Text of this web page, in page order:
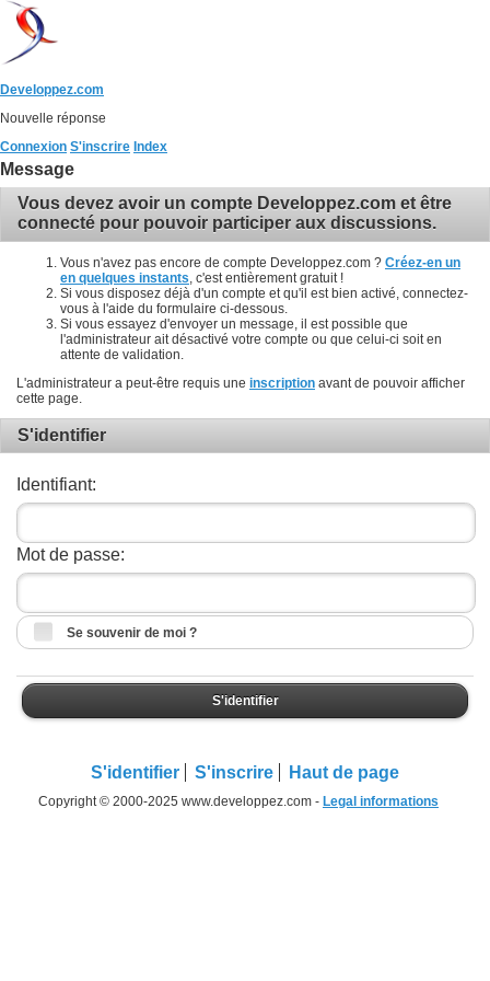
Developpez.com
Nouvelle réponse
Connexion S'inscrire Index
Message
Vous devez avoir un compte Developpez.com et être
connecté pour pouvoir participer aux discussions.
Vous n'avez pas encore de compte Developpez.com ? Créez-en un
en quelques instants , c'est entièrement gratuit !
Si vous disposez déjà d'un compte et qu'il est bien activé, connectez-
vous à l'aide du formulaire ci-dessous.
Si vous essayez d'envoyer un message, il est possible que
l'administrateur ait désactivé votre compte ou que celui-ci soit en
attente de validation.
L'administrateur a peut-être requis une inscription avant de pouvoir afficher
cette page.
S'identifier
Identifiant:
Mot de passe:
Se souvenir de moi ?
S'identifier
S'identifier S'inscrire Haut de page
Copyright © 2000-2025 www.developpez.com - Legal informations